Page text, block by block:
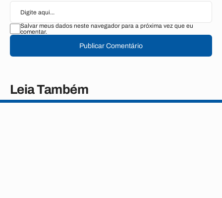
Salvar meus dados neste navegador para a próxima vez que eu
comentar.
Publicar Comentário
Leia Também